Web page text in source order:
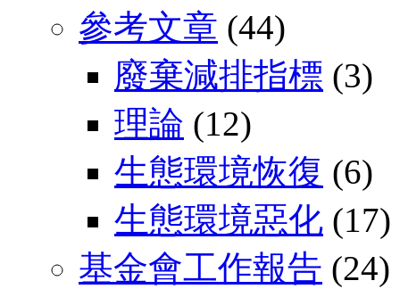
參考文章 (44)
廢棄減排指標 (3)
理論 (12)
生態環境恢復 (6)
生態環境惡化 (17)
基金會工作報告 (24)